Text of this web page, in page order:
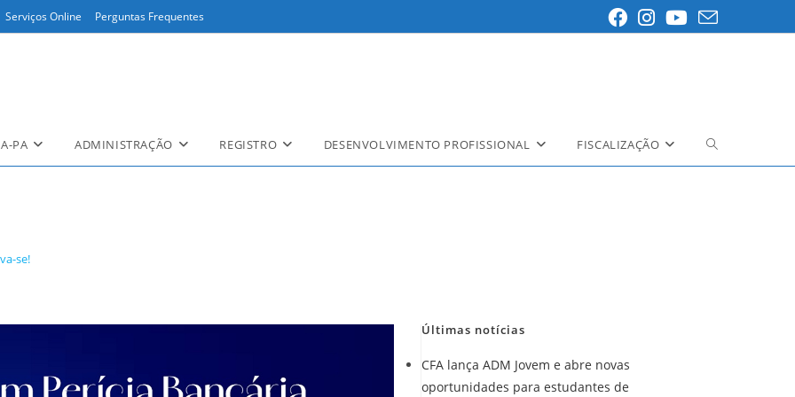
Serviços Online Perguntas Frequentes
PA ADMINISTRAÇÃO REGISTRO DESENVOLVIMENTO PROFISSIONAL FISCALIZAÇÃO Alternar
se!
Últimas notícias
CFA lança ADM Jovem e abre novas
oportunidades para estudantes de